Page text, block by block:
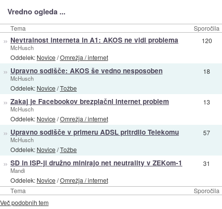
Vredno ogleda ...
Tema Sporočila
Tema Sporočila
» Nevtralnost interneta in A1: AKOS ne vidi problema
McHusch
Oddelek: Novice/Omrežja / internet
120
» Upravno sodišče: AKOS še vedno nesposoben
McHusch
Oddelek: Novice/Tožbe
18
» Zakaj je Facebookov brezplačni internet problem
McHusch
Oddelek: Novice/Omrežja / internet
13
» Upravno sodišče v primeru ADSL pritrdilo Telekomu
McHusch
Oddelek: Novice/Tožbe
57
» SD in ISP-ji družno minirajo net neutrality v ZEKom-1
Mandi
Oddelek: Novice/Omrežja / internet
31
Več podobnih tem